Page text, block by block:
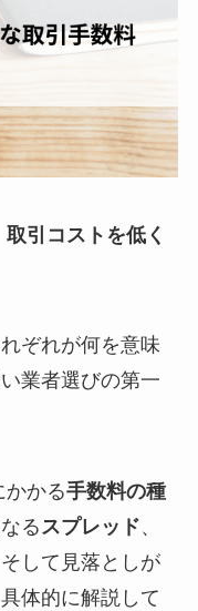
取引コストを低く
ぞれが何を意味
業者選びの第一
かかる手数料の種
るスプレッド、
して見落としが
体的に解説して